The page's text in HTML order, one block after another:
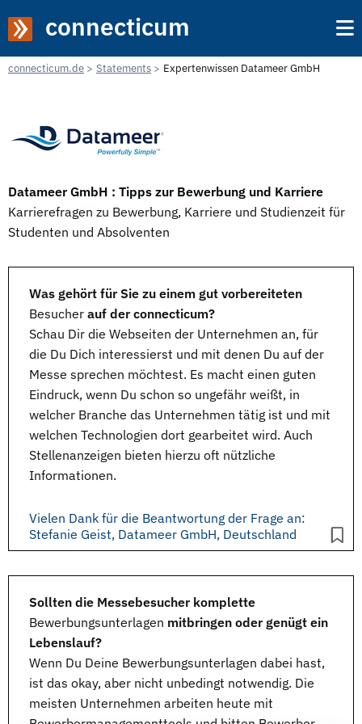
connecticum
connecticum.de Statements Expertenwissen Datameer GmbH
Datameer GmbH : Tipps zur Bewerbung und Karriere
Karrierefragen zu Bewerbung, Karriere und Studienzeit für
Studenten und Absolventen
Was gehört für Sie zu einem gut vorbereiteten
Besucher auf der connecticum?
Schau Dir die Webseiten der Unternehmen an, für
die Du Dich interessierst und mit denen Du auf der
Messe sprechen möchtest. Es macht einen guten
Eindruck, wenn Du schon so ungefähr weißt, in
welcher Branche das Unternehmen tätig ist und mit
welchen Technologien dort gearbeitet wird. Auch
Stellenanzeigen bieten hierzu oft nützliche
Informationen.
Vielen Dank für die Beantwortung der Frage an:
Stefanie Geist, Datameer GmbH, Deutschland
Sollten die Messebesucher komplette
Bewerbungsunterlagen mitbringen oder genügt ein
Lebenslauf?
Wenn Du Deine Bewerbungsunterlagen dabei hast,
ist das okay, aber nicht unbedingt notwendig. Die
meisten Unternehmen arbeiten heute mit